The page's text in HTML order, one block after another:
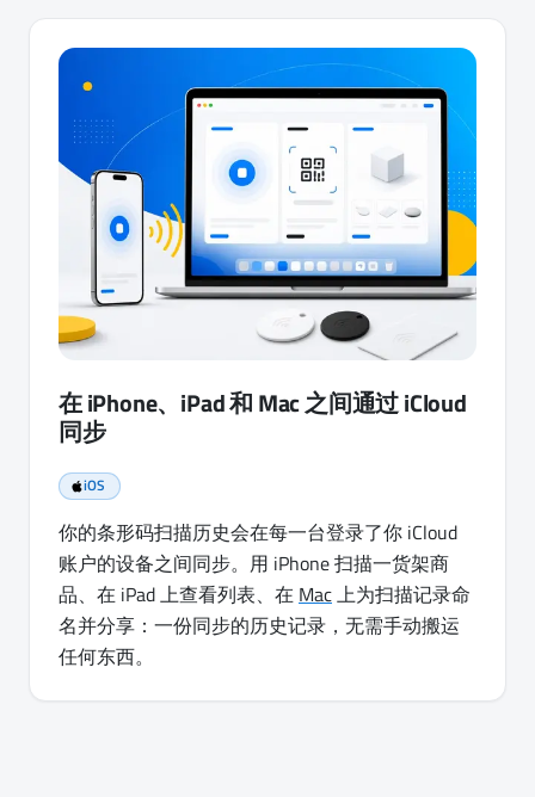
在 iPhone、iPad 和 Mac 之间通过 iCloud
同步
iOS
你的条形码扫描历史会在每一台登录了你 iCloud
账户的设备之间同步。用 iPhone 扫描一货架商
品、在 iPad 上查看列表、在 Mac上为扫描记录命
名并分享：一份同步的历史记录，无需手动搬运
任何东西。